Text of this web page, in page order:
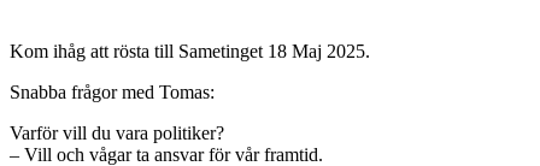
Kom ihåg att rösta till Sametinget 18 Maj 2025.
Snabba frågor med Tomas:
Varför vill du vara politiker?
– Vill och vågar ta ansvar för vår framtid.